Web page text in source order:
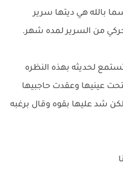
بالله هي ديتها سرير
من السرير لمده شهر.
لحديثه بهذه النظره
عينيها وعقدت حاجبيها
شد عليها بقوه وقال برغبه